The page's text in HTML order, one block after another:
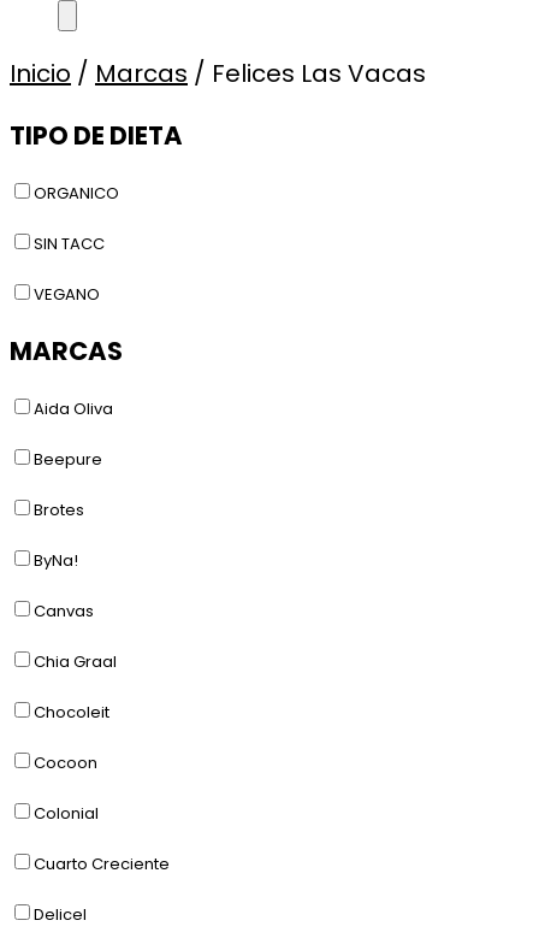
Inicio / Marcas / Felices Las Vacas
TIPO DE DIETA
ORGANICO
SIN TACC
VEGANO
MARCAS
Aida Oliva
Beepure
Brotes
ByNa!
Canvas
Chia Graal
Chocoleit
Cocoon
Colonial
Cuarto Creciente
Delicel